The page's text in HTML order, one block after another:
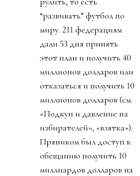
“развивать” футбол по
миру. 211 федерациям
дали 53 дня принять
этот план и получить 40
миллионов долларов или
отказаться и получить 10
миллионов долларов (см.
«Подкуп и давление на
избирателей», «взятка»).
Пряником был доступ к
обещанию получить 10
миллиардов долларов на